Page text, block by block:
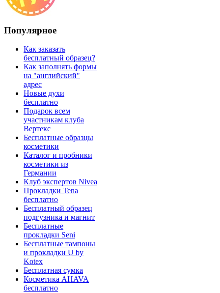
Популярное
Как заказать
бесплатный образец?
Как заполнять формы
на "английский"
адрес
Новые духи
бесплатно
Подарок всем
участникам клуба
Вертекс
Бесплатные образцы
косметики
Каталог и пробники
косметики из
Германии
Клуб экспертов Nivea
Прокладки Tena
бесплатно
Бесплатный образец
подгузника и магнит
Бесплатные
прокладки Seni
Бесплатные тампоны
и прокладки U by
Kotex
Бесплатная сумка
Косметика AHAVA
бесплатно